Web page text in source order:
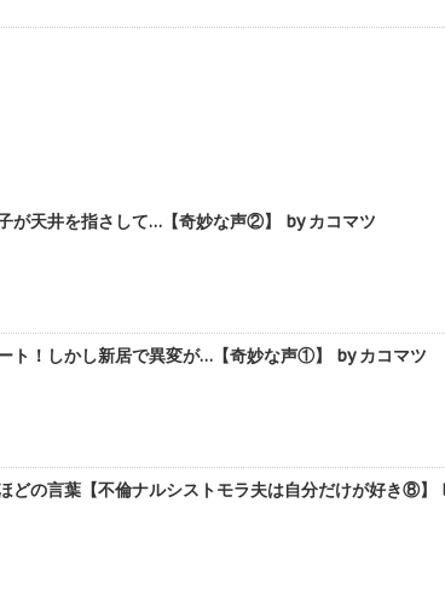
が天井を指さして…【奇妙な声②】 by カコマツ
ト！しかし新居で異変が…【奇妙な声①】 by カコマツ
どの言葉【不倫ナルシストモラ夫は自分だけが好き⑧】